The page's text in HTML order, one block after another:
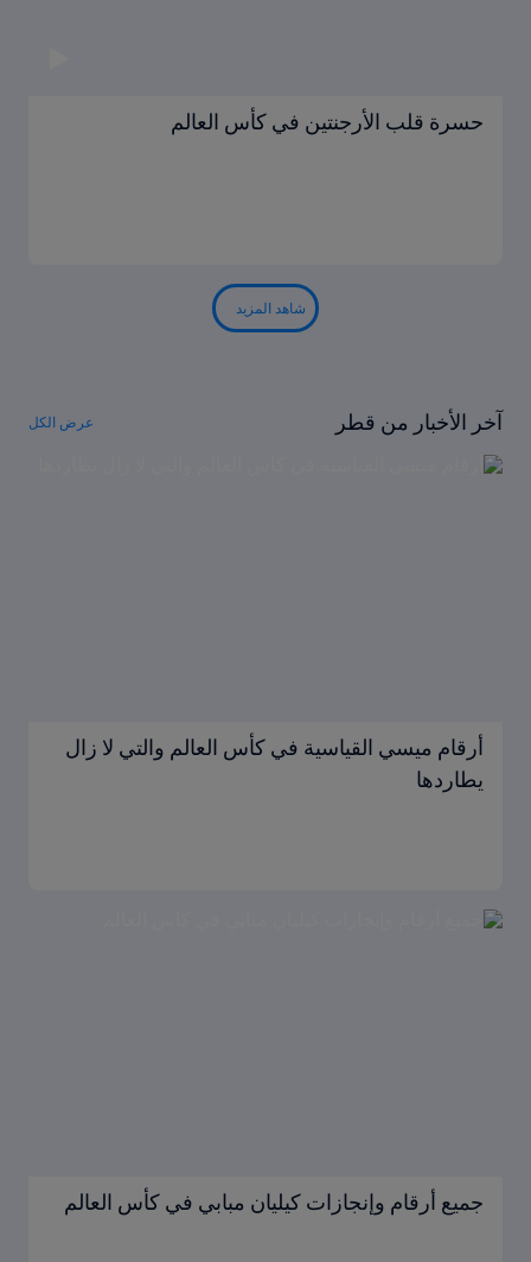
حسرة قلب الأرجنتين في كأس العالم
شاهد المزيد
آخر الأخبار من قطر عرض الكل
أرقام ميسي القياسية في كأس العالم والتي لا زال
يطاردها
جميع أرقام وإنجازات كيليان مبابي في كأس العالم